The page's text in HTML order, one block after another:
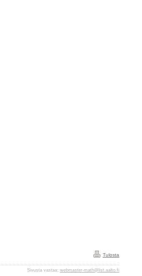
Tulosta
Sivusta vastaa: webmaster-math@list.aalto.fi